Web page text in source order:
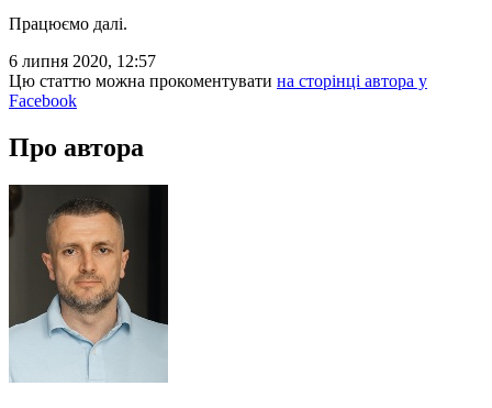
Працюємо далі.
6 липня 2020, 12:57
Цю статтю можна прокоментувати на сторінці автора у
Facebook
Про автора